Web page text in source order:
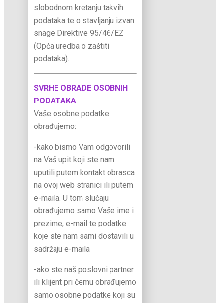
slobodnom kretanju takvih
podataka te o stavljanju izvan
snage Direktive 95/46/EZ
(Opća uredba o zaštiti
podataka).
SVRHE OBRADE OSOBNIH
PODATAKA
Vaše osobne podatke
obrađujemo:
-kako bismo Vam odgovorili
na Vaš upit koji ste nam
uputili putem kontakt obrasca
na ovoj web stranici ili putem
e-maila. U tom slučaju
obrađujemo samo Vaše ime i
prezime, e-mail te podatke
koje ste nam sami dostavili u
sadržaju e-maila
-ako ste naš poslovni partner
ili klijent pri čemu obrađujemo
samo osobne podatke koji su